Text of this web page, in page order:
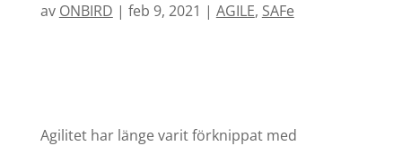
av ONBIRD | feb 9, 2021 | AGILE, SAFe
Agilitet har länge varit förknippat med